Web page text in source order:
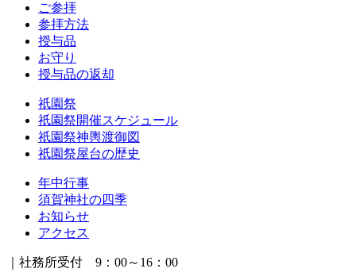
ご参拝
参拝方法
授与品
お守り
授与品の返却
祇園祭
祇園祭開催スケジュール
祇園祭神輿渡御図
祇園祭屋台の歴史
年中行事
須賀神社の四季
お知らせ
アクセス
｜社務所受付 9：00～16：00